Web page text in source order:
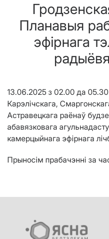
Планавыя
эфірнага
13.06.2025 з 02.00 да
Карэлічскага,
Астравецкага раёнаў
абавязковага
камерцыйнага эфірнага
Прыносім прабачэнні за